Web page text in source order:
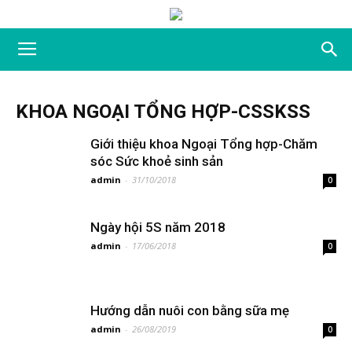
KHOA NGOẠI TỔNG HỢP-CSSKSS
Giới thiệu khoa Ngoại Tổng hợp-Chăm
sóc Sức khoẻ sinh sản
admin - 31/10/2018 0
Ngày hội 5S năm 2018
admin - 17/06/2018 0
Hướng dẫn nuôi con bằng sữa mẹ
admin - 26/08/2019 0